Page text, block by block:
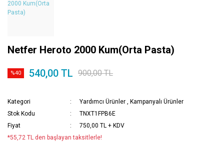
Netfer Heroto 2000 Kum(Orta Pasta)
%40 540,00 TL 900,00 TL
Kategori Yardımcı Ürünler , Kampanyalı Ürünler
Stok Kodu
TNXT1FPB6E
Fiyat
750,00 TL + KDV
*55,72 TL den başlayan taksitlerle!